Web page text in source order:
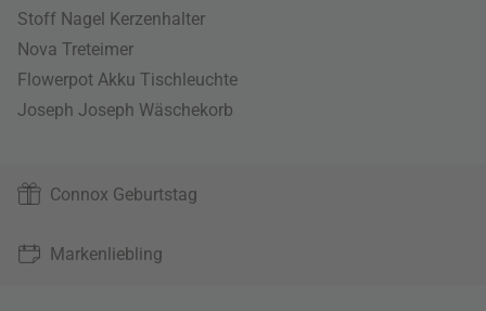
Stoff Nagel Kerzenhalter
Nova Treteimer
Flowerpot Akku Tischleuchte
Joseph Joseph Wäschekorb
Connox Geburtstag
Markenliebling